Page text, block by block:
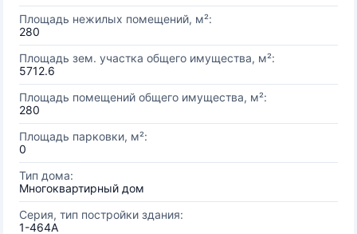
Площадь нежилых помещений, м²:
280
Площадь зем. участка общего имущества, м²:
5712.6
Площадь помещений общего имущества, м²:
280
Площадь парковки, м²:
0
Тип дома:
Многоквартирный дом
Серия, тип постройки здания:
1-464А